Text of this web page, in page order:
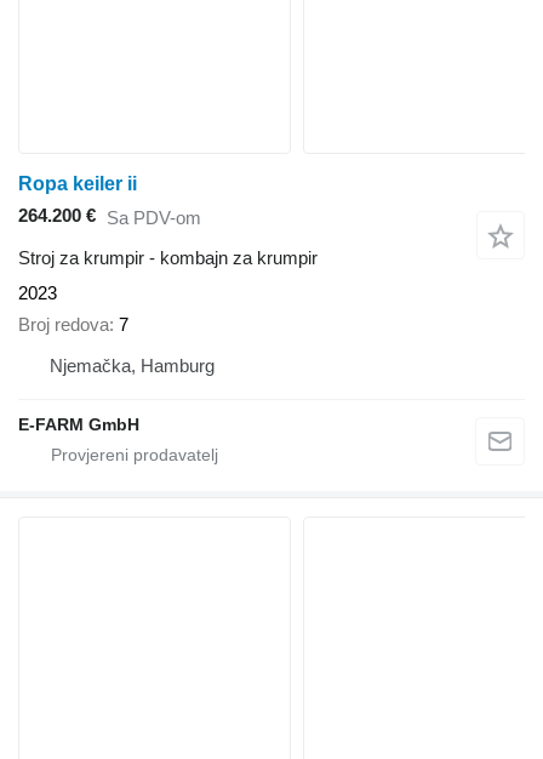
Ropa keiler ii
264.200 € Sa PDV-om
Stroj za krumpir - kombajn za krumpir
2023
Broj redova 7
Njemačka, Hamburg
E-FARM GmbH